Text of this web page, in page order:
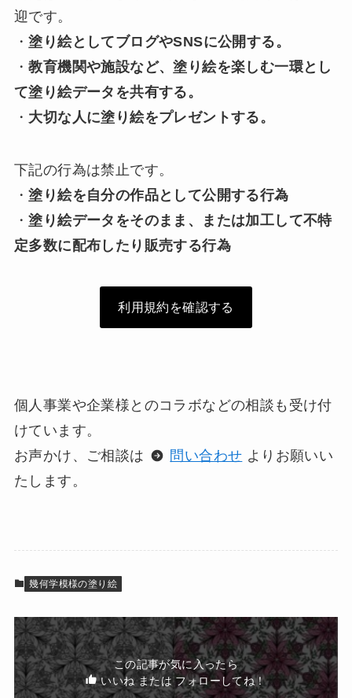
迎です。
・塗り絵としてブログやSNSに公開する。
・教育機関や施設など、塗り絵を楽しむ一環とし
て塗り絵データを共有する。
・ 大切な人に塗り絵をプレゼントする。
下記の行為は禁止です。
・塗り絵を自分の作品として公開する行為
・塗り絵データをそのまま、または加工して不特
定多数に配布したり販売する行為
利用規約を確認する
個人事業や企業様とのコラボなどの相談も受け付
けています。
お声かけ、ご相談は
問い合わせ よりお願いい
たします。
幾何学模様の塗り絵
この記事が気に入ったら
いいね または フォローしてね！